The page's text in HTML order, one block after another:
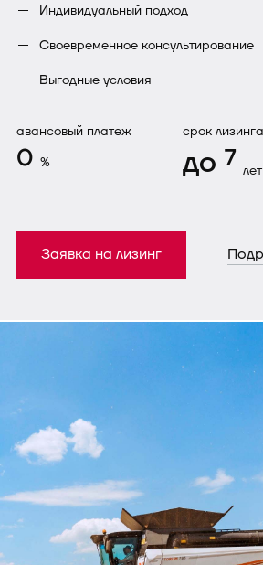
Индивидуальный подход
Своевременное консультирование
Выгодные условия
авансовый платеж
0 %
срок лизинга
до 7 лет
Заявка на лизинг